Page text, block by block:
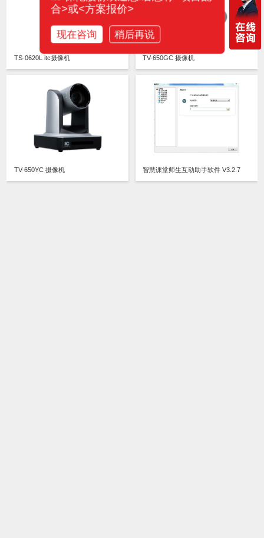
TS-0620L itc摄像机 TV-650GC 摄像机
TV-650YC 摄像机 智慧课堂师生互动助手软件 V3.2.7
合>或<方案报价>
现在咨询 稍后再说